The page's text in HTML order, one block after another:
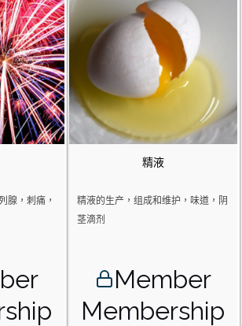
腺，刺痛，
精液
精液的生产，组成和维护，味道，阴
茎滴剂
Member
Membership